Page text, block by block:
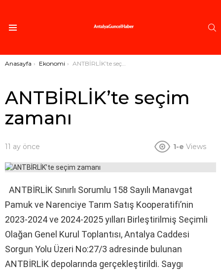
Buradasınız:
Anasayfa Ekonomi ANTBİRLİK’te seçim zamanı
ANTBİRLİK’te seçim
zamanı
11 ay önce 1-e Views
ANTBİRLİK Sınırlı Sorumlu 158 Sayılı Manavgat
Pamuk ve Narenciye Tarım Satış Kooperatifi’nin
2023-2024 ve 2024-2025 yılları Birleştirilmiş Seçimli
Olağan Genel Kurul Toplantısı, Antalya Caddesi
Sorgun Yolu Üzeri No:27/3 adresinde bulunan
ANTBİRLİK depolarında gerçekleştirildi. Saygı